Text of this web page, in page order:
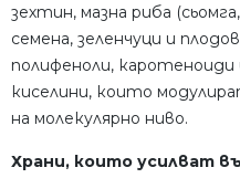
зехтин, мазна риба
семена, зеленчуци и
полифеноли,
киселини, които
на молекулярно ниво.
Храни, които усилват